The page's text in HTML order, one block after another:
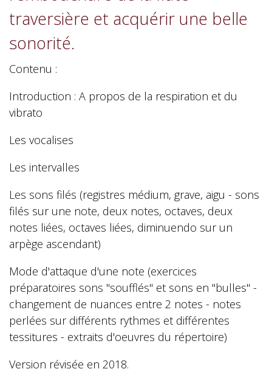
traversière et acquérir une belle
sonorité.
Contenu :
Introduction : A propos de la respiration et du
vibrato
Les vocalises
Les intervalles
Les sons filés (registres médium, grave, aigu - sons
filés sur une note, deux notes, octaves, deux
notes liées, octaves liées, diminuendo sur un
arpège ascendant)
Mode d'attaque d'une note (exercices
préparatoires sons "soufflés" et sons en "bulles" -
changement de nuances entre 2 notes - notes
perlées sur différents rythmes et différentes
tessitures - extraits d'oeuvres du répertoire)
Version révisée en 2018.